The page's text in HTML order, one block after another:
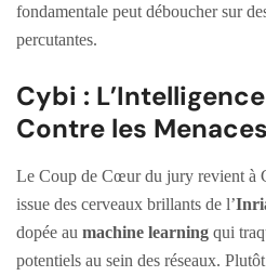
fondamentale peut déboucher sur
percutantes.
Cybi :
Contre les Menaces
Le Coup de Cœur du jury revient à
issue des cerveaux brillants de l’
dopée au machine learning qui
potentiels au sein des réseaux.